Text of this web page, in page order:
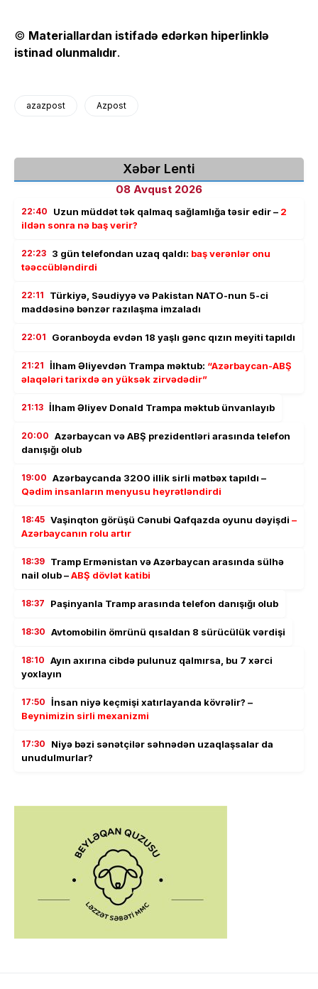
© Materiallardan istifadə edərkən hiperlinklə
istinad olunmalıdır.
azazpost Azpost
Xəbər Lenti
08 Avqust 2026
22:40 Uzun müddət tək qalmaq sağlamlığa təsir edir – 2
ildən sonra nə baş verir?
22:23 3 gün telefondan uzaq qaldı: baş verənlər onu
təəccübləndirdi
22:11
Türkiyə, Səudiyyə və Pakistan NATO-nun 5-ci
maddəsinə bənzər razılaşma imzaladı
22:01 Goranboyda evdən 18 yaşlı gənc qızın meyiti tapıldı
21:21 İlham Əliyevdən Trampa məktub: “Azərbaycan-ABŞ
əlaqələri tarixdə ən yüksək zirvədədir”
21:13 İlham Əliyev Donald Trampa məktub ünvanlayıb
20:00 Azərbaycan və ABŞ prezidentləri arasında telefon
danışığı olub
19:00 Azərbaycanda 3200 illik sirli mətbəx tapıldı –
Qədim insanların menyusu heyrətləndirdi
18:45 Vaşinqton görüşü Cənubi Qafqazda oyunu dəyişdi –
Azərbaycanın rolu artır
18:39 Tramp Ermənistan və Azərbaycan arasında sülhə
nail olub –ABŞ dövlət katibi
18:37 Paşinyanla Tramp arasında telefon danışığı olub
18:30 Avtomobilin ömrünü qısaldan 8 sürücülük vərdişi
18:10 Ayın axırına cibdə pulunuz qalmırsa, bu 7 xərci
yoxlayın
17:50 İnsan niyə keçmişi xatırlayanda kövrəlir? –
Beynimizin sirli mexanizmi
17:30
Niyə bəzi sənətçilər səhnədən uzaqlaşsalar da
unudulmurlar?